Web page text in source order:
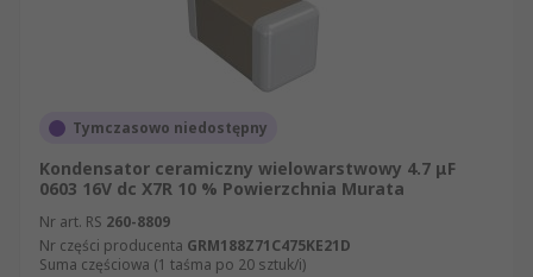
Tymczasowo niedostępny
Kondensator ceramiczny wielowarstwowy 4.7 μF
0603 16V dc X7R 10 % Powierzchnia Murata
Nr art. RS 260-8809
Nr części producenta GRM188Z71C475KE21D
Suma częściowa (1 taśma po 20 sztuk/i)